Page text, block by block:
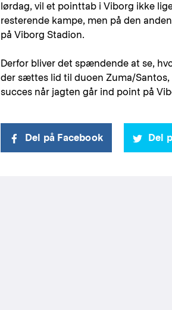
lørdag, vil et pointtab i Viborg ikke
resterende kampe, men på den
på Viborg Stadion.
Derfor bliver det spændende at se,
der sættes lid til duoen Zuma/
succes når jagten går ind point på
Del på Facebook Del